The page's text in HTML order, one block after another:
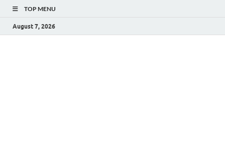
TOP MENU
August 7, 2026